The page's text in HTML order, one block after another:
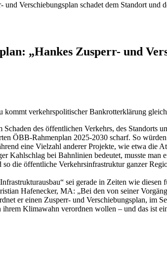
Verschiebungsplan schadet dem Standort und
„Hankes Zusperr- und
kommt verkehrspolitischer Bankrotterklärung gleich
des öffentlichen Verkehrs, des
ÖBB-Rahmenplan 2025-2030 scharf. So
eine Vielzahl anderer Projekte, wie etwa die
Kahlschlag bei Bahnlinien bedeutet, musste
die öffentliche Verkehrsinfrastruktur ganzer
sei gerade in Zeiten wie
Hafenecker, MA: „Bei den von seiner
er einen Zusperr- und Verschiebungsplan, im
Klimawahn verordnen wollen – und das ist